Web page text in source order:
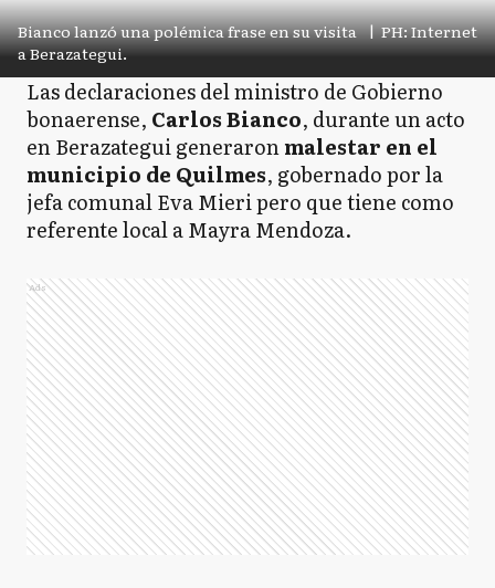
Bianco lanzó una polémica frase en su visita
a Berazategui.
| PH: Internet
Las declaraciones del ministro de Gobierno
bonaerense, Carlos Bianco, durante un acto
en Berazategui generaronmalestar en el
municipio de Quilmes, gobernado por la
jefa comunal Eva Mieri pero que tiene como
referente local a Mayra Mendoza.
Ads